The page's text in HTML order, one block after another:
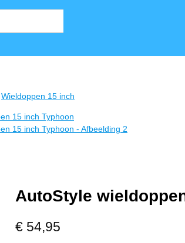
Wieldoppen 15 inch
AutoStyle
€ 54,95